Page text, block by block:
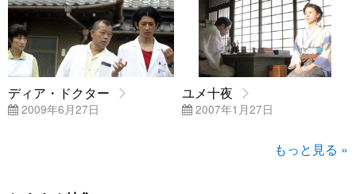
ディア・ドクター
2009年6月27日
ユメ十夜
2007年1月27日
もっと見る »